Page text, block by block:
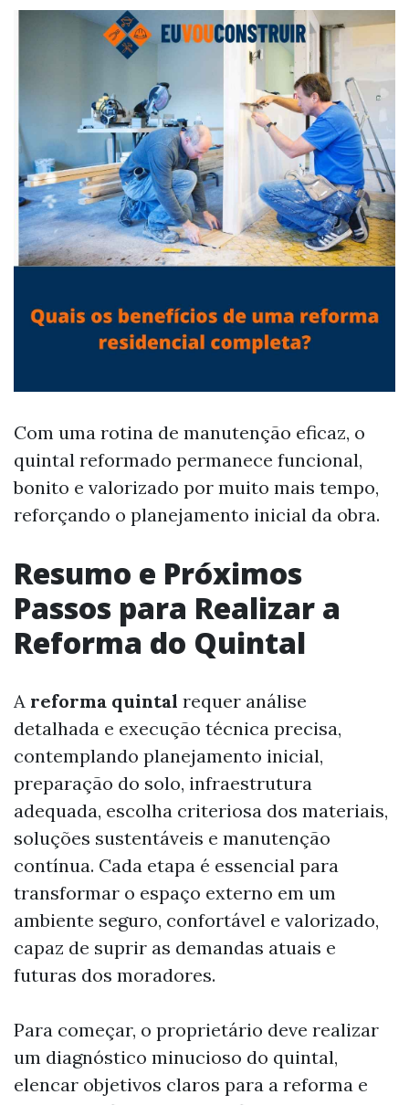
Com uma rotina de manutenção eficaz, o
quintal reformado permanece funcional,
bonito e valorizado por muito mais tempo,
reforçando o planejamento inicial da obra.
Resumo e Próximos
Passos para Realizar a
Reforma do Quintal
A reforma quintal requer análise
detalhada e execução técnica precisa,
contemplando planejamento inicial,
preparação do solo, infraestrutura
adequada, escolha criteriosa dos materiais,
soluções sustentáveis e manutenção
contínua. Cada etapa é essencial para
transformar o espaço externo em um
ambiente seguro, confortável e valorizado,
capaz de suprir as demandas atuais e
futuras dos moradores.
Para começar, o proprietário deve realizar
um diagnóstico minucioso do quintal,
elencar objetivos claros para a reforma e